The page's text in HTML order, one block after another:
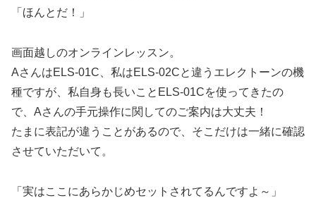
「ほんとだ！」
画面越しのオンラインレッスン。
AさんはELS-01C、私はELS-02Cと違うエレクトーンの機
種ですが、私自身も長いことELS-01Cを使ってきたの
で、Aさんの手元操作に関してのご案内は大丈夫！
たまに表記が違うことがあるので、そこだけは一緒に確認
させていただいて。
「実はここにあらかじめセットされてるんですよ～」